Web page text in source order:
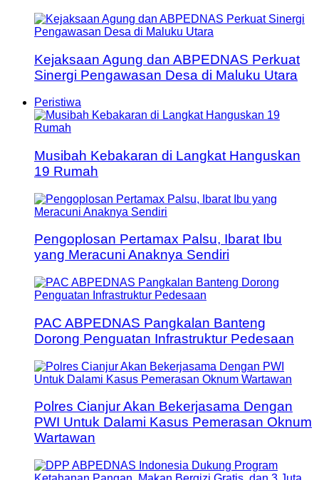
Kejaksaan Agung dan ABPEDNAS Perkuat
Sinergi Pengawasan Desa di Maluku Utara
Peristiwa
Musibah Kebakaran di Langkat Hanguskan
19 Rumah
Pengoplosan Pertamax Palsu, Ibarat Ibu
yang Meracuni Anaknya Sendiri
PAC ABPEDNAS Pangkalan Banteng
Dorong Penguatan Infrastruktur Pedesaan
Polres Cianjur Akan Bekerjasama Dengan
PWI Untuk Dalami Kasus Pemerasan Oknum
Wartawan